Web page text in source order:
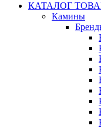
КАТАЛОГ
Камины